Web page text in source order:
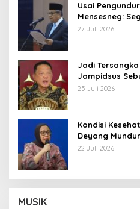
Usai
Mensesneg:
Pemberhentian
27 Juli 2026
Jadi
Jampidsus
Kriminalisasi
25 Juli 2026
Kondisi
Deyang
Wamentan
22 Juli 2026
MUSIK